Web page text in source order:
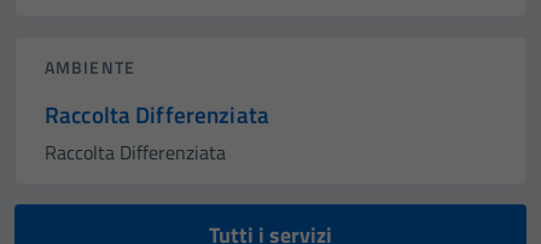
AMBIENTE
Raccolta Differenziata
Raccolta Differenziata
Tutti i servizi